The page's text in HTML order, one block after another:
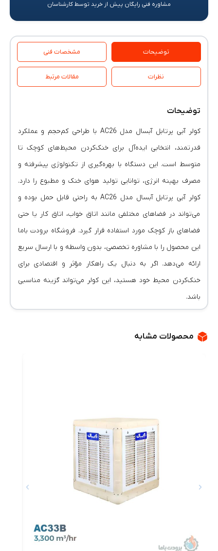
مشاوره فنی رایگان پیش از خرید توسط کارشناسان
توضیحات مشخصات فنی
نظرات مقالات مرتبط
توضیحات
کولر آبی پرتابل آبسال مدل AC26 با طراحی کم‌حجم و عملکرد
قدرتمند، انتخابی ایده‌آل برای خنک‌کردن محیط‌های کوچک تا
متوسط است. این دستگاه با بهره‌گیری از تکنولوژی پیشرفته و
مصرف بهینه انرژی، توانایی تولید هوای خنک و مطبوع را دارد.
کولر آبی پرتابل آبسال مدل AC26 به راحتی قابل حمل بوده و
می‌تواند در فضاهای مختلفی مانند اتاق خواب، اتاق کار یا حتی
فضاهای باز کوچک مورد استفاده قرار گیرد. فروشگاه برودت باما
این محصول را با مشاوره تخصصی، بدون واسطه و با ارسال سریع
ارائه می‌دهد. اگر به دنبال یک راهکار مؤثر و اقتصادی برای
خنک‌کردن محیط خود هستید، این کولر می‌تواند گزینه مناسبی
باشد.
محصولات مشابه